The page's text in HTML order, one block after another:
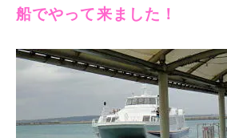
船でやって来ました！